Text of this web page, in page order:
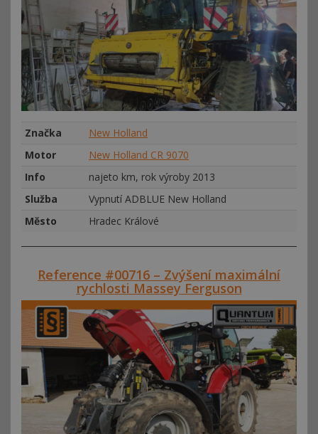
Značka
New Holland
Motor
New Holland CR 9070
Info
najeto km, rok výroby 2013
Služba
Vypnutí ADBLUE New Holland
Město
Hradec Králové
Reference #00716 – Zvýšení maximální
rychlosti Massey Ferguson